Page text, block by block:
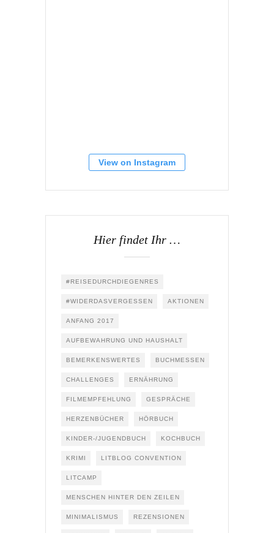
View on Instagram
Hier findet Ihr …
#REISEDURCHDIEGENRES
#WIDERDASVERGESSEN AKTIONEN
ANFANG 2017
AUFBEWAHRUNG UND HAUSHALT
BEMERKENSWERTES BUCHMESSEN
CHALLENGES ERNÄHRUNG
FILMEMPFEHLUNG GESPRÄCHE
HERZENBÜCHER HÖRBUCH
KINDER-/JUGENDBUCH KOCHBUCH
KRIMI LITBLOG CONVENTION
LITCAMP
MENSCHEN HINTER DEN ZEILEN
MINIMALISMUS REZENSIONEN